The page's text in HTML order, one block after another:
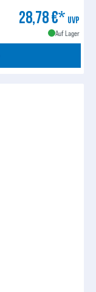
28,78 €* UVP
Auf Lager